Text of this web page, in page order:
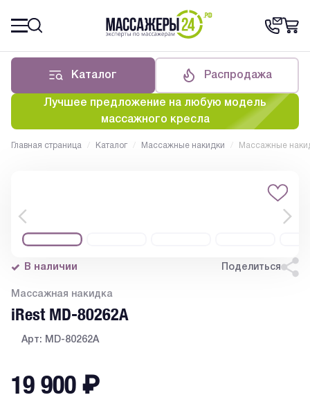
Каталог Распродажа
Лучшее предложение на любую модель
массажного кресла
Главная страница / Каталог / Массажные накидки / Массажные
В наличии Поделиться
Массажная накидка
iRest MD-80262A
Арт: MD-80262A
19 900 ₽